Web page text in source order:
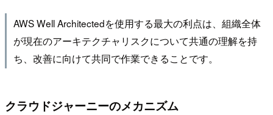
AWS Well Architectedを使用する最大の利点は、組織全体
が現在のアーキテクチャリスクについて共通の理解を持
ち、改善に向けて共同で作業できることです。
クラウドジャーニーのメカニズム